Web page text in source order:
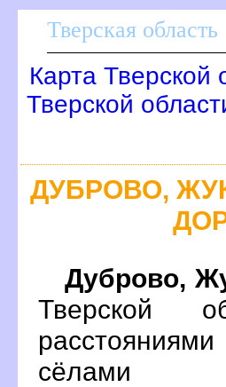
Тверская область
Карта Тверской
Тверской
ДУБРОВО,
Дуброво,
Тверской
сёлами